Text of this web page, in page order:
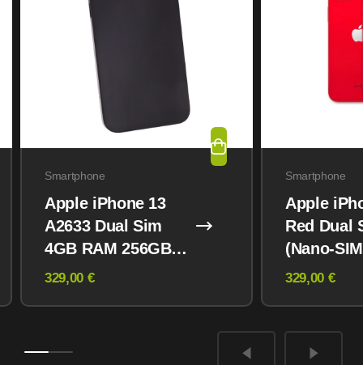
Smartphone
Apple iPhone 13
A2633 Dual Sim
4GB RAM 256GB
Midnight
329,00 €
Smartphone
Apple
Red Dual
(Nano-
eSIM)
329,00 €